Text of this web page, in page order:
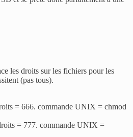
les droits sur les fichiers pour les
(pas tous).
= 666. commande UNIX = chmod
= 777. commande UNIX =